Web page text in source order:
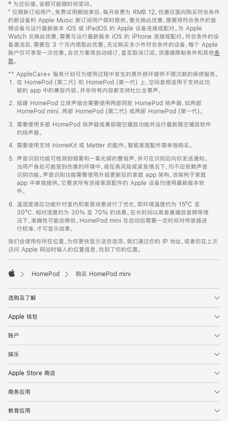
页
页
脚
注
‡ 为近似值。金额可能随时间变动。
⁺ 仅限新订阅用户。免费试用期结束后，每月收费为 RMB 12。优惠仅面向购买符合条件
的新设备的 Apple Music 新订阅用户限时提供。要兑换此优惠，需要将符合条件的音
频设备与运行最新版本 iOS 或 iPadOS 的 Apple 设备连接或配对。为 Apple
Watch 兑换此优惠，需要与运行最新版本 iOS 的 iPhone 连接或配对。符合条件的设
备激活后，需要在 3 个月内领取此优惠。无论购买多少件符合条件的设备，每个 Apple
账户仅可享受一次优惠。会员方案将自动续订，直至取消订阅。须遵循限制条件和其他条
款。
窗
口
中
打
开)
** AppleCare+ 服务计划可为使用过程中发生的意外损坏提供不限次数的保修服务。
在 HomePod (第二代) 和 HomePod (第一代) 上，空间音频适用于支持此功
能的 app 中的兼容内容。并非所有内容都支持杜比全景声。
组建 HomePod 立体声组合需要使用两部同款 HomePod 扬声器，如两部
HomePod mini、两部 HomePod (第二代) 或两部 HomePod (第一代)。
需要使用多部 HomePod 扬声器或兼容隔空播放功能并运行最新隔空播放软件
的扬声器。
需要使用支持 HomeKit 或 Matter 的配件。智能家居配件需单独购买。
声音识别功能可检测到烟雾和一氧化碳的警报声，并可在识别后向你发送通知。
当用户身处可能受到伤害的环境中，或在高风险或紧急情况下，均不应依赖声音
识别功能。声音识别功能需要使用升级更新后的家庭 app 架构，该架构于家庭
app 中单独提供。它要求所有连接家居配件的 Apple 设备均使用最新版本软
件。
温湿度感应功能针对室内和家居场景进行了优化，即环境温度约为 15ºC 至
30ºC、相对湿度约为 30% 至 70% 的场景。在长时间以高音量播放音频等情
况下，准确性可能会降低。HomePod mini 在启动后需要一定时间对传感器进
行校准，才可显示结果。
我们会使用你所在位置，为你更快显示送货选项。我们通过你的 IP 地址，或者你在上次
访问 Apple 网站时输入的位置信息，找到了你的位置。
HomePod 购买 HomePod mini
选购及了解
Apple 钱包
账户
娱乐
Apple Store 商店
商务应用
教育应用